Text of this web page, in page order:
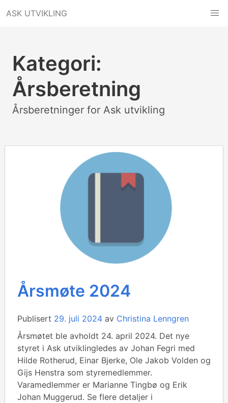
tilASK UTVIKLING
Kategori:
Årsberetning
Årsberetninger for Ask utvikling
Årsmøte 2024
Publisert 29. juli 2024 av Christina Lenngren
Årsmøtet ble avholdt 24. april 2024. Det nye
styret i Ask utviklingledes av Johan Fegri med
Hilde Rotherud, Einar Bjerke, Ole Jakob Volden og
Gijs Henstra som styremedlemmer.
Varamedlemmer er Marianne Tingbø og Erik
Johan Muggerud. Se flere detaljer i